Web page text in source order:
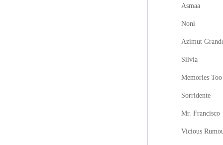
Asmaa
Noni
Azimut
Silvia
Memories Too
Sorridente
Mr. Francisco
Vicious